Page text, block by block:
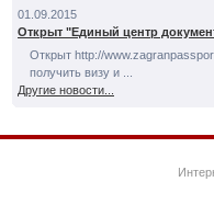
01.09.2015
Открыт "Единый центр
Открыт http://
получить визу и ...
Другие новости...